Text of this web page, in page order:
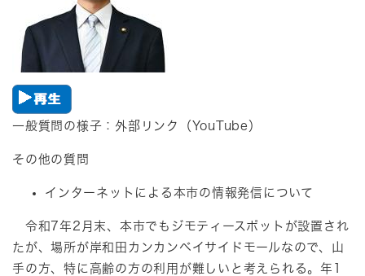
一般質問の様子：​外部リンク（YouTube）
​​その他の質問
インターネットによる本市の情報発信について
令和7年2月末、本市でもジモティースポットが設置され
たが、場所が岸和田カンカンベイサイドモールなので、山
手の方、特に高齢の方の利用が難しいと考えられる。年1